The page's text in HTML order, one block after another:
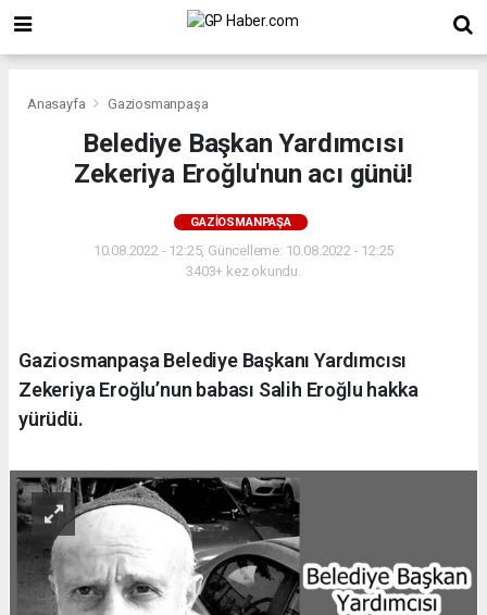
Anasayfa Gaziosmanpaşa
Belediye Başkan Yardımcısı
Zekeriya Eroğlu'nun acı günü!
GAZIOSMANPAŞA
10.08.2022 - 12:25, Güncelleme: 10.08.2022 - 12:25
3403+ kez okundu.
Gaziosmanpaşa Belediye Başkanı Yardımcısı
Zekeriya Eroğlu’nun babası Salih Eroğlu hakka
yürüdü.